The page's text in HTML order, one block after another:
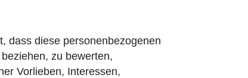
dass diese personenbezogenen
zu bewerten,
Vorlieben, Interessen,